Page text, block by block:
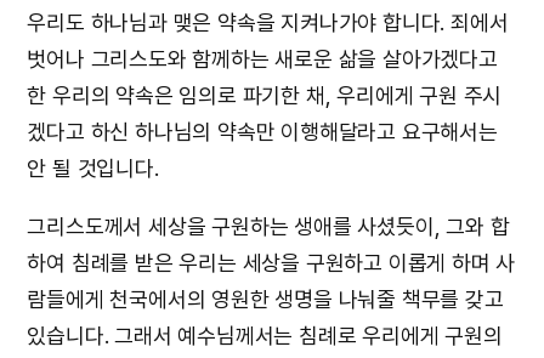
우리도 하나님과 맺은 약속을 지켜나가야 합니다. 죄에서
벗어나 그리스도와 함께하는 새로운 삶을 살아가겠다고
한 우리의 약속은 임의로 파기한 채, 우리에게 구원 주시
겠다고 하신 하나님의 약속만 이행해달라고 요구해서는
안 될 것입니다.
그리스도께서 세상을 구원하는 생애를 사셨듯이, 그와 합
하여 침례를 받은 우리는 세상을 구원하고 이롭게 하며 사
람들에게 천국에서의 영원한 생명을 나눠줄 책무를 갖고
있습니다. 그래서 예수님께서는 침례로 우리에게 구원의